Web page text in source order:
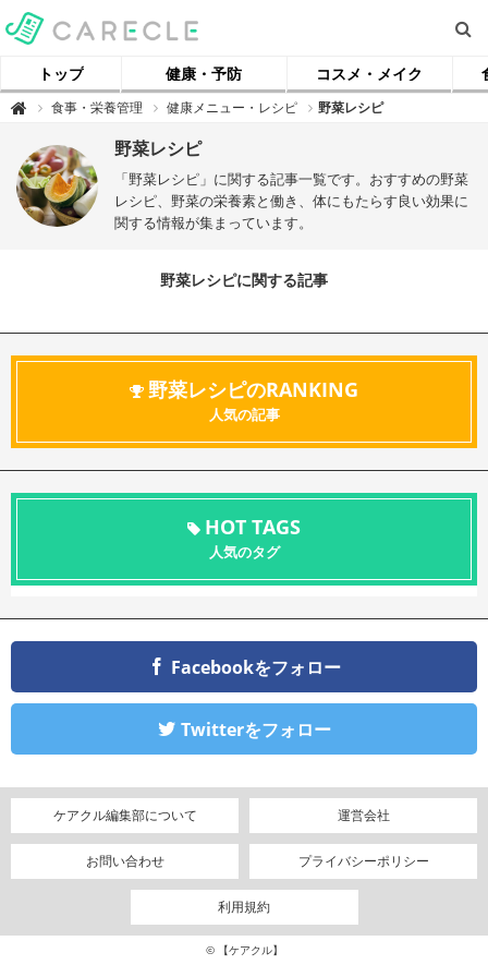
トップ 健康・予防 コスメ・メイク
 【
ク
ル
】
食事・栄養管理 健康メニュー・レシピ 野菜レシピ
野菜レシピ
「野菜レシピ」に関する記事一覧です。おすすめの野菜
レシピ、野菜の栄養素と働き、体にもたらす良い効果に
関する情報が集まっています。
野菜レシピに関する記事
野菜レシピのRANKING
人気の記事
HOT TAGS
人気のタグ
Facebookをフォロー
Twitterをフォロー
ケアクル編集部について 運営会社
お問い合わせ プライバシーポリシー
利用規約
© 【ケアクル】